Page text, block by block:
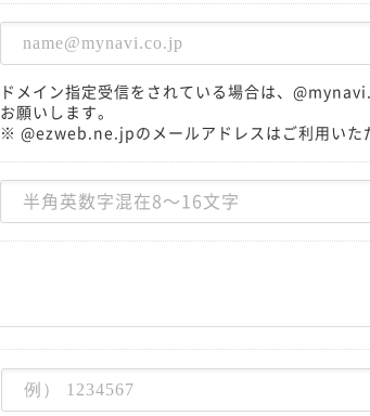
ドメイン指定受信をされている場合は、
お願いします。
※ @ezweb.ne.jpのメールアドレスはご利用いた